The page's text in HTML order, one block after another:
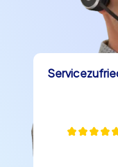
Nürnberg sowohl
Stadt bietet genau
Burg, kreative
rätselbasierte
nur Inhalte für
auf spielerische
Praktische
Atmosphäre